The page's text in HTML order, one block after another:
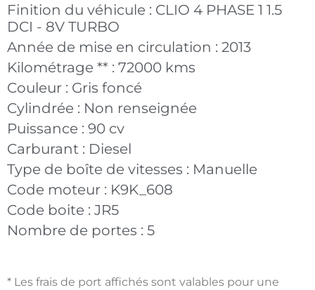
Finition du véhicule : CLIO 4 PHASE 1 1.5
DCI - 8V TURBO
Année de mise en circulation : 2013
Kilométrage ** : 72000 kms
Couleur : Gris foncé
Cylindrée : Non renseignée
Puissance : 90 cv
Carburant : Diesel
Type de boîte de vitesses : Manuelle
Code moteur : K9K_608
Code boite : JR5
Nombre de portes : 5
* Les frais de port affichés sont valables pour une